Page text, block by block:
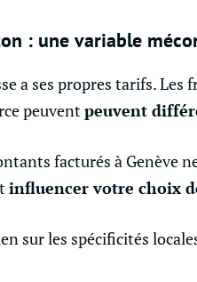
: une variable
a ses propres tarifs. Les
peuventpeuvent
facturés à Genève
influencer votre choix
sur les spécificités